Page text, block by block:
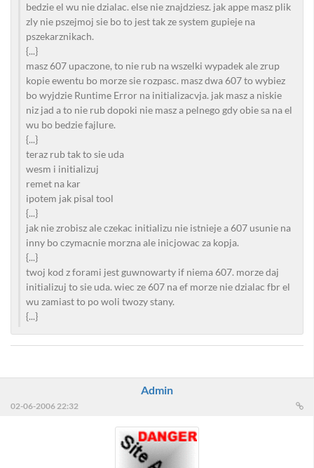
bedzie el wu nie dzialac. else nie znajdziesz. jak appe masz plik
zly nie pszejmoj sie bo to jest tak ze system gupieje na
pszekarznikach.
{...}
masz 607 upaczone, to nie rub na wszelki wypadek ale zrup
kopie ewentu bo morze sie rozpasc. masz dwa 607 to wybiez
bo wyjdzie Runtime Error na initializacvja. jak masz a niskie
niz jad a to nie rub dopoki nie masz a pelnego gdy obie sa na el
wu bo bedzie fajlure.
{...}
teraz rub tak to sie uda
wesm i initializuj
remet na kar
ipotem jak pisal tool
{...}
jak nie zrobisz ale czekac initializu nie istnieje a 607 usunie na
inny bo czymacnie morzna ale inicjowac za kopja.
{...}
twoj kod z forami jest guwnowarty if niema 607. morze daj
initializuj to sie uda. wiec ze 607 na ef morze nie dzialac fbr el
wu zamiast to po woli twozy stany.
{...}
Admin
02-06-2006 22:32